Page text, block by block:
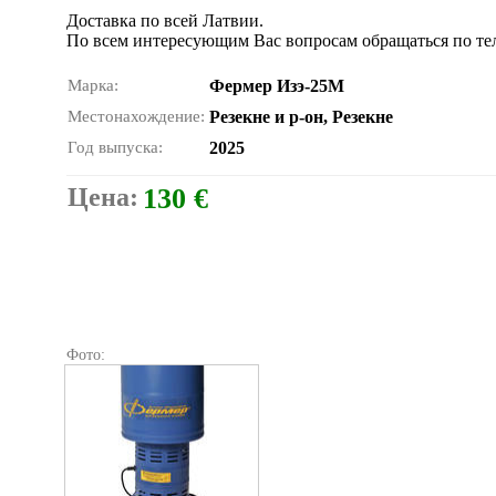
Доставка по всей Латвии.
По всем интересующим Вас вопросам обращаться по
Марка: Фермер Изэ-25М
Местонахождение: Резекне и р-он, Резекне
Год выпуска: 2025
Цена: 130 €
Фото: